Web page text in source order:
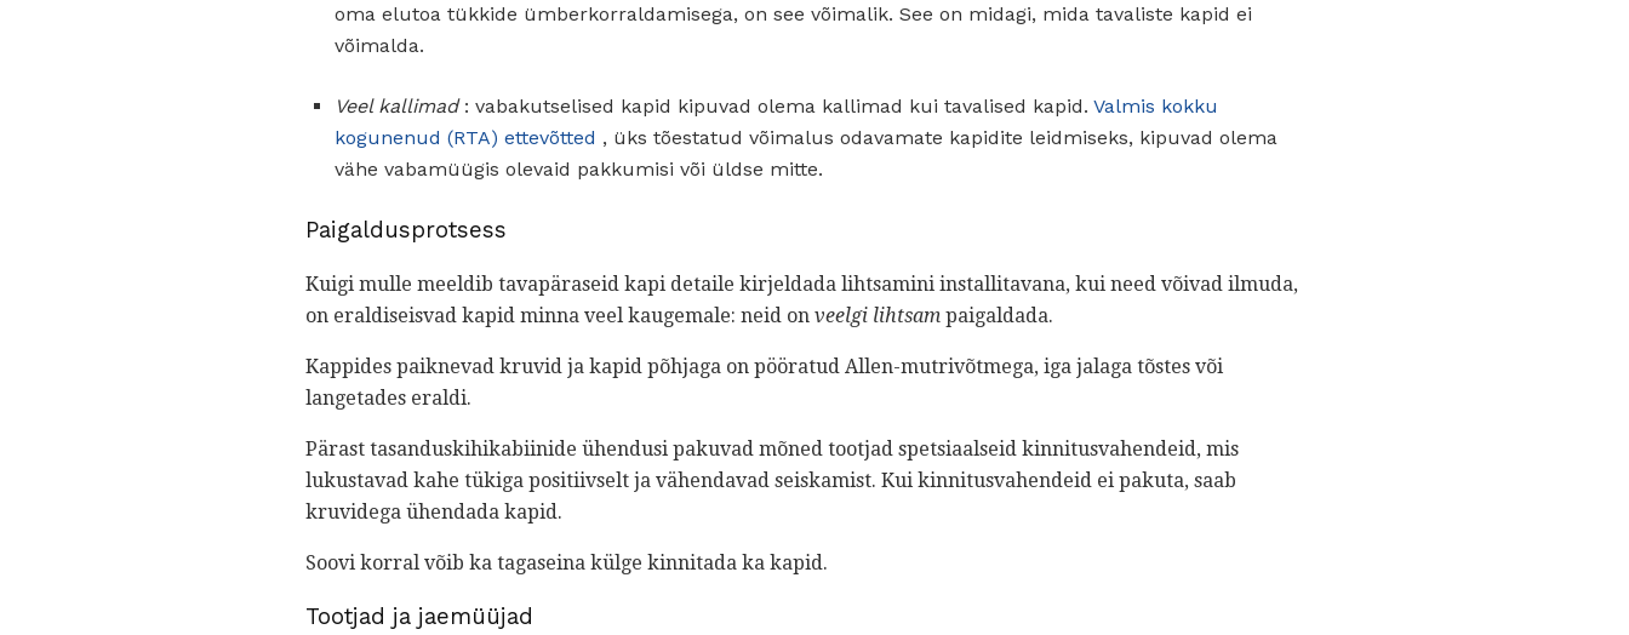
oma elutoa tükkide ümberkorraldamisega, on see võimalik. See on midagi, mida tavaliste kapid ei
võimalda.
Veel kallimad: vabakutselised kapid kipuvad olema kallimad kui tavalised kapid. Valmis kokku
kogunenud (RTA) ettevõtted , üks tõestatud võimalus odavamate kapidite leidmiseks, kipuvad olema
vähe vabamüügis olevaid pakkumisi või üldse mitte.
Paigaldusprotsess
Kuigi mulle meeldib tavapäraseid kapi detaile kirjeldada lihtsamini installitavana, kui need võivad ilmuda,
on eraldiseisvad kapid minna veel kaugemale: neid on veelgi lihtsam paigaldada.
Kappides paiknevad kruvid ja kapid põhjaga on pööratud Allen-mutrivõtmega, iga jalaga tõstes või
langetades eraldi.
Pärast tasanduskihikabiinide ühendusi pakuvad mõned tootjad spetsiaalseid kinnitusvahendeid, mis
lukustavad kahe tükiga positiivselt ja vähendavad seiskamist. Kui kinnitusvahendeid ei pakuta, saab
kruvidega ühendada kapid.
Soovi korral võib ka tagaseina külge kinnitada ka kapid.
Tootjad ja jaemüüjad